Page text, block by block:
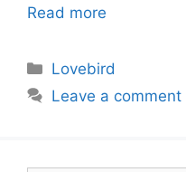
Read more
Categories
Lovebird
Leave a comment